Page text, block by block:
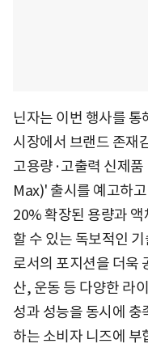
닌자는 이번 행사를 통
시장에서 브랜드 존재
고용량·고출력 신제
Max)' 출시를 예고하
20% 확장된 용량과
할 수 있는 독보적인
로서의 포지션을 더욱
산, 운동 등 다양한 라
성과 성능을 동시에 충
하는 소비자 니즈에